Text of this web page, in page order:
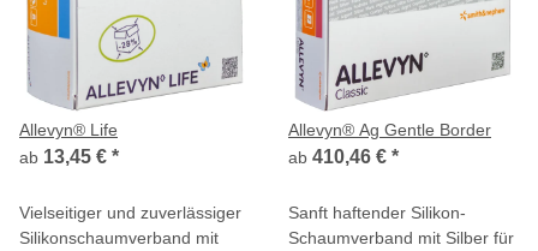
Allevyn® Life
ab 13,45 € *
Vielseitiger und zuverlässiger
Silikonschaumverband mit
Allevyn® Ag Gentle Border
ab 410,46 € *
Sanft haftender Silikon-
Schaumverband mit Silber für